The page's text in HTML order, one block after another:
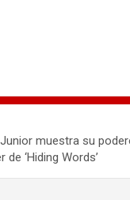
muestra su
‘Hiding Words’